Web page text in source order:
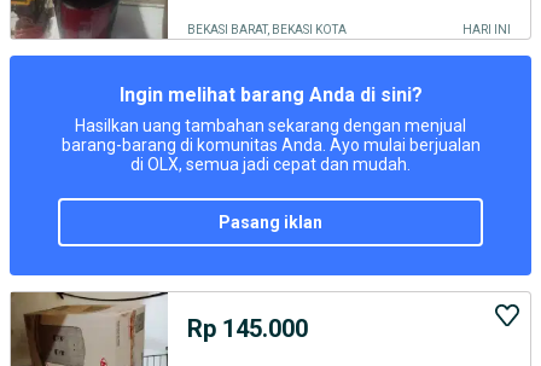
BEKASI BARAT, BEKASI KOTA HARI INI
Ingin melihat barang Anda di sini?
Hasilkan uang tambahan sekarang dengan menjual
barang-barang di komunitas Anda. Ayo mulai berjualan
di OLX, semua jadi cepat dan mudah.
pasang iklan
Rp 145.000